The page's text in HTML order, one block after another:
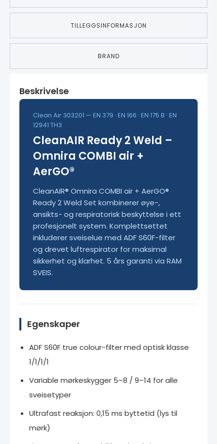
TILLEGGSINFORMASJON
BRAND
Beskrivelse
Clean Air 303201 — EN 379 · EN 166 · EN 175 B · EN
12941 TH3
CleanAIR Ready 2 Weld –
Omnira COMBI air +
AerGO®
CleanAIR® Omnira COMBI air + AerGO®
Ready 2 Weld Set kombinerer øye-,
ansikts- og respiratorisk beskyttelse i ett
profesjonelt system. Komplettsettet
inkluderer sveiselue med ADF S60F-filter
og drevet luftrespirator for maksimal
sikkerhet og klarhet. 5 års garanti via RAM
SVEIS.
Egenskaper
ADF S60F true colour-filter med optisk klasse
1/1/1/1
Variable mørkeskygger 5–8 / 9–14 for alle
sveisetyper
Ultrafast reaksjon: 0,15 ms byttetid (lys til
mørk)